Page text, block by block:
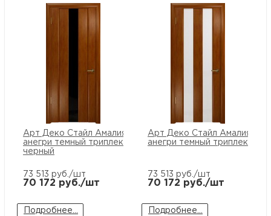
Арт Деко Стайл Амалия-1
анегри темный триплекс
черный
73 513 руб./шт
70 172 руб./шт
Подробнее...
Арт Деко Стайл Амалия-2
анегри темный триплекс
73 513 руб./шт
70 172 руб./шт
Подробнее...